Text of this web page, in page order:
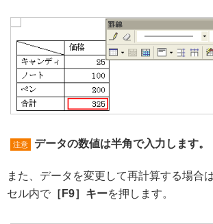
注意 データの数値は半角で入力します。
また、データを変更して再計算する場合
セル内で ［F9］キーを押します。